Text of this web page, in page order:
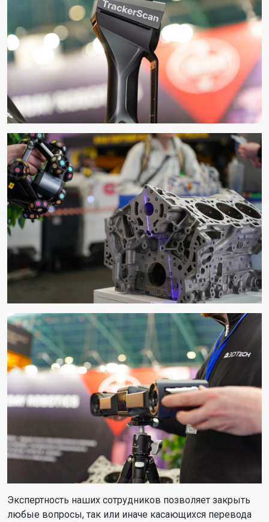
Экспертность наших сотрудников позволяет закрыть
любые вопросы, так или иначе касающихся перевода